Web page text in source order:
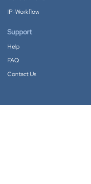
IP-Workflow
Support
Help
FAQ
Contact Us